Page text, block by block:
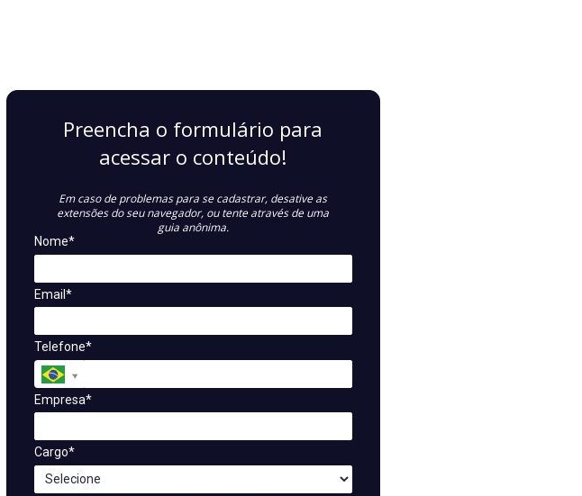
Preencha o formulário para
acessar o conteúdo!
Em caso de problemas para se cadastrar, desative as
extensões do seu navegador, ou tente através de uma
guia anônima.
Nome*
Email*
Telefone*
Empresa*
Cargo*